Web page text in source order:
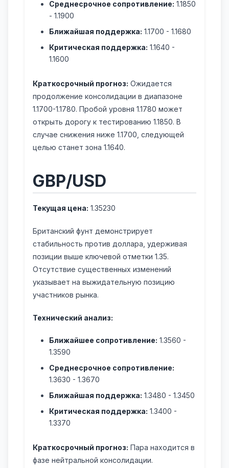
Среднесрочное сопротивление: 1.1850
- 1.1900
Ближайшая поддержка: 1.1700 - 1.1680
Критическая поддержка: 1.1640 -
1.1600
Краткосрочный прогноз: Ожидается
продолжение консолидации в диапазоне
1.1700-1.1780. Пробой уровня 1.1780 может
открыть дорогу к тестированию 1.1850. В
случае снижения ниже 1.1700, следующей
целью станет зона 1.1640.
GBP/USD
Текущая цена: 1.35230
Британский фунт демонстрирует
стабильность против доллара, удерживая
позиции выше ключевой отметки 1.35.
Отсутствие существенных изменений
указывает на выжидательную позицию
участников рынка.
Технический анализ:
Ближайшее сопротивление: 1.3560 -
1.3590
Среднесрочное сопротивление:
1.3630 - 1.3670
Ближайшая поддержка: 1.3480 - 1.3450
Критическая поддержка: 1.3400 -
1.3370
Краткосрочный прогноз: Пара находится в
фазе нейтральной консолидации.